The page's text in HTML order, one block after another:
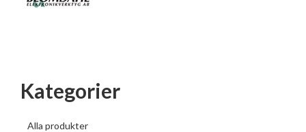
Kategorier
Alla produkter